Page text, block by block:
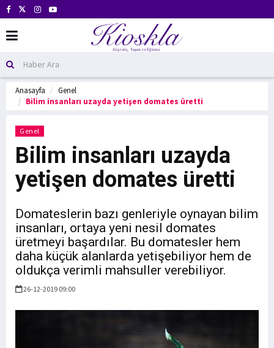
Anasayfa
Genel
Bilim insanları uzayda yetişen domates üretti
Genel
Bilim insanları uzayda
yetişen domates üretti
Domateslerin bazı genleriyle oynayan bilim
insanları, ortaya yeni nesil domates
üretmeyi başardılar. Bu domatesler hem
daha küçük alanlarda yetişebiliyor hem de
oldukça verimli mahsuller verebiliyor.
26-12-2019 09:00